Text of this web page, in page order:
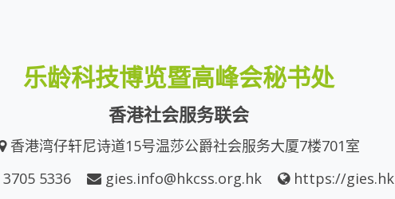
乐龄科技博览暨高峰会秘书处
香港社会服务联会
香港湾仔轩尼诗道15号温莎公爵社会服务大厦7楼701室
5336
gies.info@hkcss.org.hk https://gies.hk